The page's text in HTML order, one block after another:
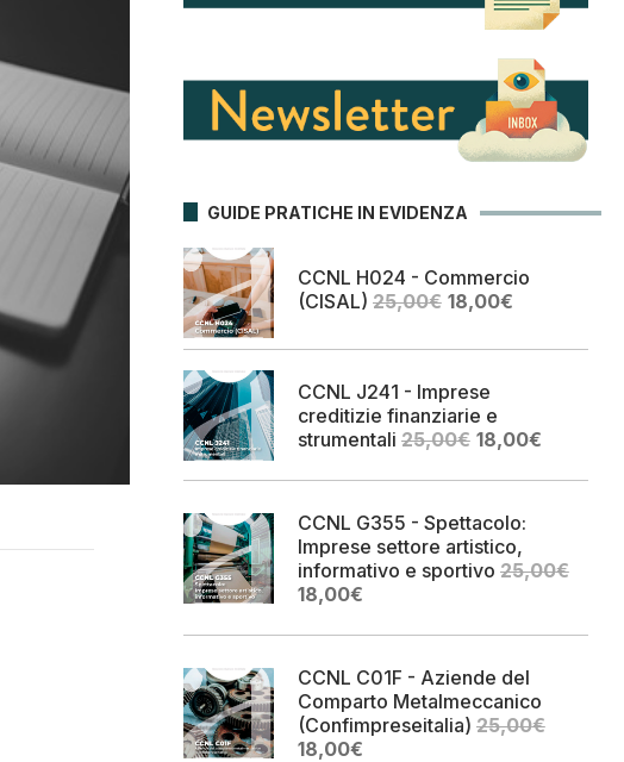
GUIDE PRATICHE IN EVIDENZA
CCNL H024 - Commercio
(CISAL) 25,00€ Il
originale
25,00€.
18,00€Il
attuale
CCNL J241 - Imprese
creditizie finanziarie e
strumentali 25,00€ Il
originale
25,00€.
18,00€Il
attuale
CCNL G355 - Spettacolo:
Imprese settore artistico,
informativo e sportivo 25,00€
Il
originale
25,00€.
18,00€Il
attuale
18,00€.
CCNL C01F - Aziende del
Comparto Metalmeccanico
(Confimpreseitalia) 25,00€
Il
18,00€Il